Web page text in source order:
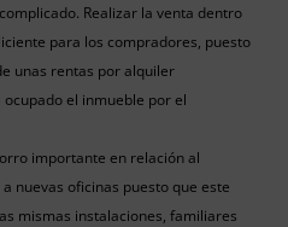
Realizar la venta dentro
para los compradores, puesto
unas rentas por alquiler
el inmueble por el
importante en relación al
nuevas oficinas puesto que este
mismas instalaciones, familiares